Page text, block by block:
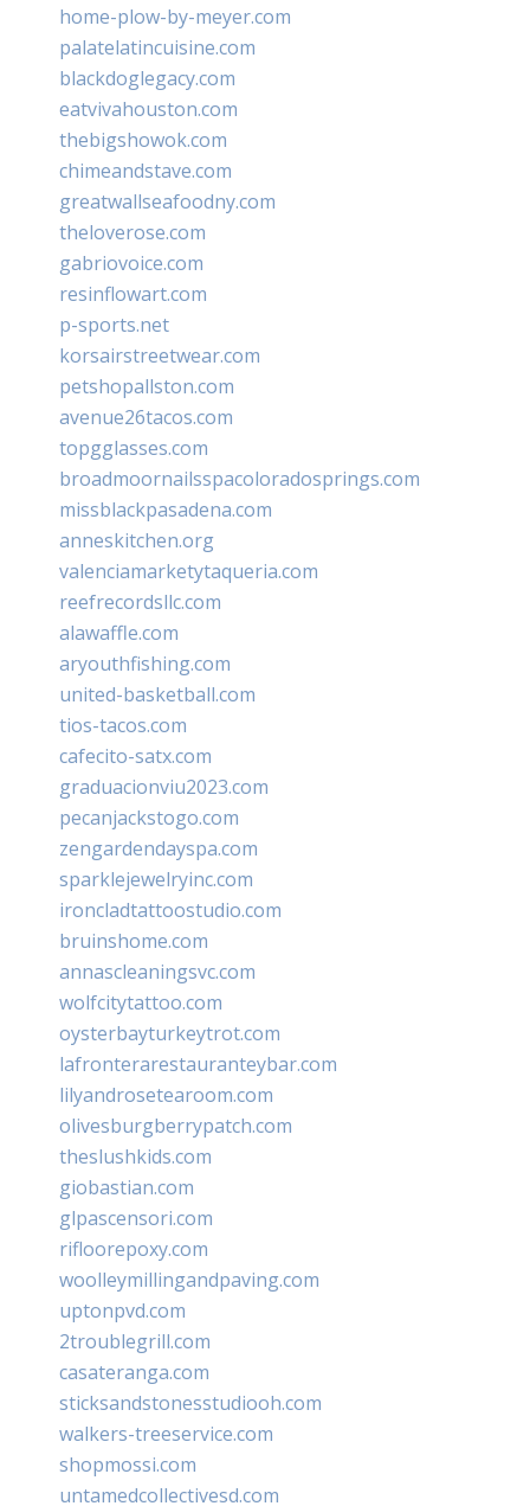
home-plow-by-meyer.com
palatelatincuisine.com
blackdoglegacy.com
eatvivahouston.com
thebigshowok.com
chimeandstave.com
greatwallseafoodny.com
theloverose.com
gabriovoice.com
resinflowart.com
p-sports.net
korsairstreetwear.com
petshopallston.com
avenue26tacos.com
topgglasses.com
broadmoornailsspacoloradosprings.com
missblackpasadena.com
anneskitchen.org
valenciamarketytaqueria.com
reefrecordsllc.com
alawaffle.com
aryouthfishing.com
united-basketball.com
tios-tacos.com
cafecito-satx.com
graduacionviu2023.com
pecanjackstogo.com
zengardendayspa.com
sparklejewelryinc.com
ironcladtattoostudio.com
bruinshome.com
annascleaningsvc.com
wolfcitytattoo.com
oysterbayturkeytrot.com
lafronterarestauranteybar.com
lilyandrosetearoom.com
olivesburgberrypatch.com
theslushkids.com
giobastian.com
glpascensori.com
rifloorepoxy.com
woolleymillingandpaving.com
uptonpvd.com
2troublegrill.com
casateranga.com
sticksandstonesstudiooh.com
walkers-treeservice.com
shopmossi.com
untamedcollectivesd.com